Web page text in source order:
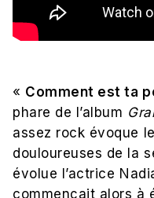
« Comment est ta
phare de l’album
assez rock évoque
douloureuses de la
évolue l’actrice
commençait alors à